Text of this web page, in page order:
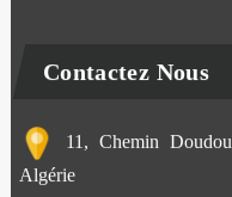
Contactez Nous
11, Chemin
Algérie